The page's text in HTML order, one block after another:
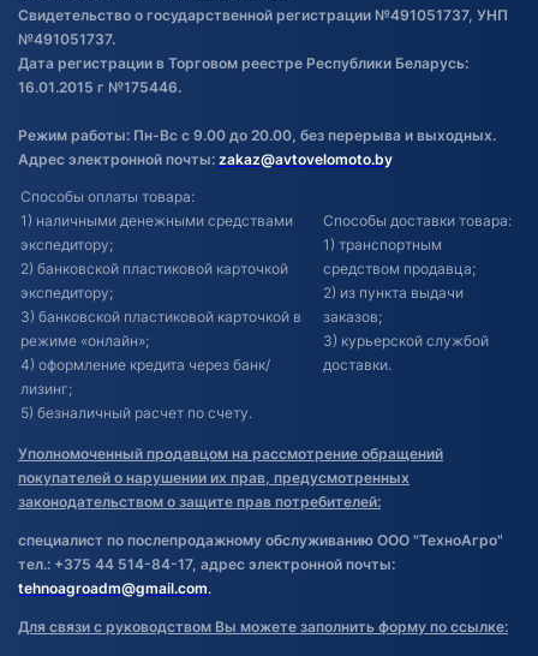
Свидетельство о государственной регистрации №491051737, УНП
№491051737.
Дата регистрации в Торговом реестре Республики Беларусь:
16.01.2015 г №175446.
Режим работы: Пн-Вс с 9.00 до 20.00, без перерыва и выходных.
Адрес электронной почты: zakaz@avtovelomoto.by
Способы оплаты товара:
1) наличными денежными средствами
экспедитору;
2) банковской пластиковой карточкой
экспедитору;
3) банковской пластиковой карточкой в
режиме «онлайн»;
4) оформление кредита через банк/
лизинг;
5) безналичный расчет по счету.
Способы доставки товара:
1) транспортным
средством продавца;
2) из пункта выдачи
заказов;
3) курьерской службой
доставки.
Уполномоченный продавцом на рассмотрение обращений
покупателей о нарушении их прав, предусмотренных
законодательством о защите прав потребителей:
специалист по послепродажному обслуживанию ООО "ТехноАгро"
тел.: +375 44 514-84-17, адрес электронной почты:
tehnoagroadm@gmail.com.
Для связи с руководством Вы можете заполнить форму по ссылке: